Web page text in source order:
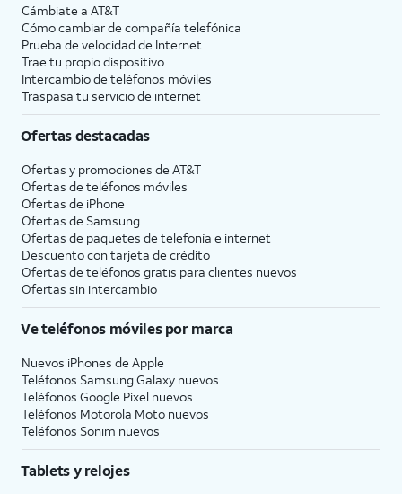
Cámbiate a AT&T
Cómo cambiar de compañía telefónica
Prueba de velocidad de Internet
Trae tu propio dispositivo
Intercambio de teléfonos móviles
Traspasa tu servicio de internet
Ofertas destacadas
Ofertas y promociones de AT&T
Ofertas de teléfonos móviles
Ofertas de iPhone
Ofertas de Samsung
Ofertas de paquetes de telefonía e internet
Descuento con tarjeta de crédito
Ofertas de teléfonos gratis para clientes nuevos
Ofertas sin intercambio
Ve teléfonos móviles por marca
Nuevos iPhones de Apple
Teléfonos Samsung Galaxy nuevos
Teléfonos Google Pixel nuevos
Teléfonos Motorola Moto nuevos
Teléfonos Sonim nuevos
Tablets y relojes